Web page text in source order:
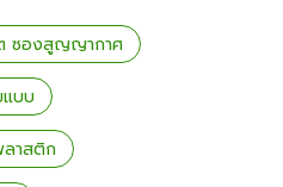
ต ซองสูญญากาศ
บบ
ลาสติก